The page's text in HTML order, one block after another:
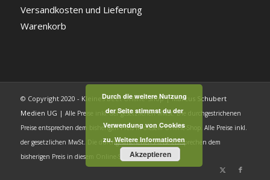
Versandkosten und Lieferung
Warenkorb
© Copyright 2020 - Kleines Beet Online-Shop |Marcus Schubert
Medien UG | Alle Preise inkl. der gesetzlichen MwSt. Die durchgestrichenen
Preise entsprechen dem bisherigen Preis in diesem Online-Shop.
Alle Preise inkl.
der gesetzlichen MwSt. Die durchgestrichenen Preise entsprechen dem
bisherigen Preis in diesem Online-Shop.
Durch die weitere Nutzung
der Seite stimmst du der
Verwendung von Cookies
zu. Weitere Informationen
Akzeptieren